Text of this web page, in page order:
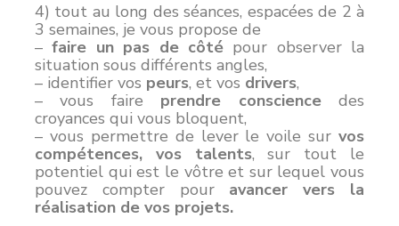
4) tout au long des séances, espacées de 2 à
3 semaines, je vous propose de
–faire un pas de côtépour observer la
situation sous différents angles,
– identifier vos peurs, et vos drivers,
– vous faire prendre consciencedes
croyances qui vous bloquent,
– vous permettre de lever le voile sur vos
compétences, vos talents, sur tout le
potentiel qui est le vôtre et sur lequel vous
pouvez compter pour avancer vers la
réalisation de vos projets.